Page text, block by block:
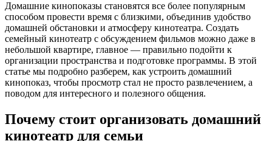
Домашние кинопоказы становятся все более популярным
способом провести время с близкими, объединив удобство
домашней обстановки и атмосферу кинотеатра. Создать
семейный кинотеатр с обсуждением фильмов можно даже в
небольшой квартире, главное — правильно подойти к
организации пространства и подготовке программы. В этой
статье мы подробно разберем, как устроить домашний
кинопоказ, чтобы просмотр стал не просто развлечением, а
поводом для интересного и полезного общения.
Почему стоит организовать домашний
кинотеатр для семьи